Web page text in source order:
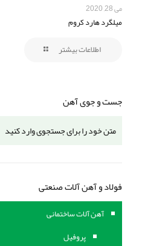
می 28, 2020
میلگرد هارد کروم
اطلاعات بیشتر
جست و جوی آهن
فولاد و آهن آلات صنعتی
آهن آلات ساختمانی
پروفیل